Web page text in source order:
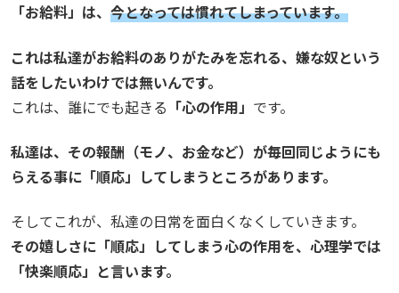
「お給料」は、 今となっては慣れてしまっています。
これは私達がお給料のありがたみを忘れる、嫌な奴という
話をしたいわけでは無いんです。
これは、誰にでも起きる 「心の作用」 です。
私達は、その報酬（モノ、お金など）が毎回同じようにも
らえる事に「順応」してしまうところがあります。
そしてこれが、私達の日常を面白くなくしていきます。
その嬉しさに「順応」してしまう心の作用を、心理学では
「快楽順応」と言います。